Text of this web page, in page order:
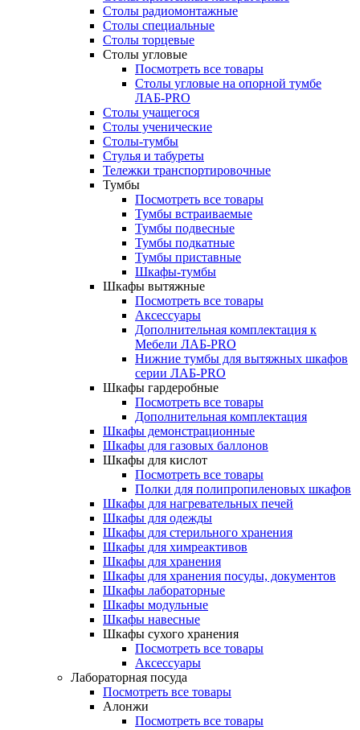
Столы радиомонтажные
Столы специальные
Столы торцевые
Столы угловые
Посмотреть все товары
Столы угловые на опорной тумбе
ЛАБ-PRO
Столы учащегося
Столы ученические
Столы-тумбы
Стулья и табуреты
Тележки транспортировочные
Тумбы
Посмотреть все товары
Тумбы встраиваемые
Тумбы подвесные
Тумбы подкатные
Тумбы приставные
Шкафы-тумбы
Шкафы вытяжные
Посмотреть все товары
Аксессуары
Дополнительная комплектация к
Мебели ЛАБ-PRO
Нижние тумбы для вытяжных шкафов
серии ЛАБ-PRO
Шкафы гардеробные
Посмотреть все товары
Дополнительная комплектация
Шкафы демонстрационные
Шкафы для газовых баллонов
Шкафы для кислот
Посмотреть все товары
Полки для полипропиленовых шкафов
Шкафы для нагревательных печей
Шкафы для одежды
Шкафы для стерильного хранения
Шкафы для химреактивов
Шкафы для хранения
Шкафы для хранения посуды, документов
Шкафы лабораторные
Шкафы модульные
Шкафы навесные
Шкафы сухого хранения
Посмотреть все товары
Аксессуары
Лабораторная посуда
Посмотреть все товары
Алонжи
Посмотреть все товары